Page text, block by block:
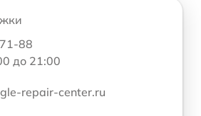
88
до 21:00
repair-center.ru